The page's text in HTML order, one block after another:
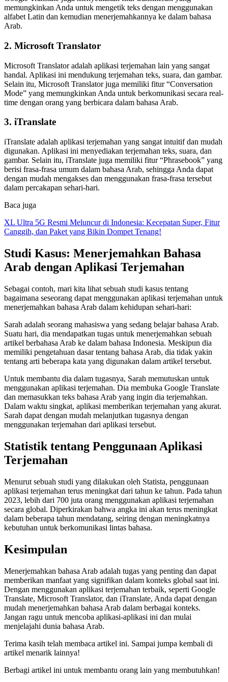
memungkinkan Anda untuk mengetik teks dengan menggunakan
alfabet Latin dan kemudian menerjemahkannya ke dalam bahasa
Arab.
2. Microsoft Translator
Microsoft Translator adalah aplikasi terjemahan lain yang sangat
handal. Aplikasi ini mendukung terjemahan teks, suara, dan gambar.
Selain itu, Microsoft Translator juga memiliki fitur “Conversation
Mode” yang memungkinkan Anda untuk berkomunikasi secara real-
time dengan orang yang berbicara dalam bahasa Arab.
3. iTranslate
iTranslate adalah aplikasi terjemahan yang sangat intuitif dan mudah
digunakan. Aplikasi ini menyediakan terjemahan teks, suara, dan
gambar. Selain itu, iTranslate juga memiliki fitur “Phrasebook” yang
berisi frasa-frasa umum dalam bahasa Arab, sehingga Anda dapat
dengan mudah mengakses dan menggunakan frasa-frasa tersebut
dalam percakapan sehari-hari.
Baca juga
XL Ultra 5G Resmi Meluncur di Indonesia: Kecepatan Super, Fitur
Canggih, dan Paket yang Bikin Dompet Tenang!
Studi Kasus: Menerjemahkan Bahasa
Arab dengan Aplikasi Terjemahan
Sebagai contoh, mari kita lihat sebuah studi kasus tentang
bagaimana seseorang dapat menggunakan aplikasi terjemahan untuk
menerjemahkan bahasa Arab dalam kehidupan sehari-hari:
Sarah adalah seorang mahasiswa yang sedang belajar bahasa Arab.
Suatu hari, dia mendapatkan tugas untuk menerjemahkan sebuah
artikel berbahasa Arab ke dalam bahasa Indonesia. Meskipun dia
memiliki pengetahuan dasar tentang bahasa Arab, dia tidak yakin
tentang arti beberapa kata yang digunakan dalam artikel tersebut.
Untuk membantu dia dalam tugasnya, Sarah memutuskan untuk
menggunakan aplikasi terjemahan. Dia membuka Google Translate
dan memasukkan teks bahasa Arab yang ingin dia terjemahkan.
Dalam waktu singkat, aplikasi memberikan terjemahan yang akurat.
Sarah dapat dengan mudah melanjutkan tugasnya dengan
menggunakan terjemahan dari aplikasi tersebut.
Statistik tentang Penggunaan Aplikasi
Terjemahan
Menurut sebuah studi yang dilakukan oleh Statista, penggunaan
aplikasi terjemahan terus meningkat dari tahun ke tahun. Pada tahun
2023, lebih dari 700 juta orang menggunakan aplikasi terjemahan
secara global. Diperkirakan bahwa angka ini akan terus meningkat
dalam beberapa tahun mendatang, seiring dengan meningkatnya
kebutuhan untuk berkomunikasi lintas bahasa.
Kesimpulan
Menerjemahkan bahasa Arab adalah tugas yang penting dan dapat
memberikan manfaat yang signifikan dalam konteks global saat ini.
Dengan menggunakan aplikasi terjemahan terbaik, seperti Google
Translate, Microsoft Translator, dan iTranslate, Anda dapat dengan
mudah menerjemahkan bahasa Arab dalam berbagai konteks.
Jangan ragu untuk mencoba aplikasi-aplikasi ini dan mulai
menjelajahi dunia bahasa Arab.
Terima kasih telah membaca artikel ini. Sampai jumpa kembali di
artikel menarik lainnya!
Berbagi artikel ini untuk membantu orang lain yang membutuhkan!